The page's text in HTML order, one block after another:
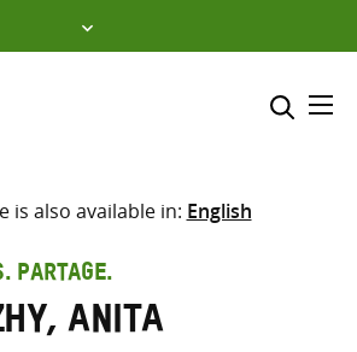
Sélectionner l’emplacement
Saisir
les
termes
is also available in: English
PARTAGE.
Anita